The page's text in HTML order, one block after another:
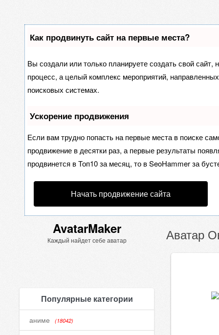
Как продвинуть сайт на первые места?
Вы создали или только планируете создать свой сайт,
процесс, а целый комплекс мероприятий,
поисковых системах.
Ускорение продвижения
Если вам трудно попасть на первые места в поиске
продвижение в десятки раз, а первые результаты
продвинется в Топ10 за месяц, то вSeoHammerза
Начать продвижение сайта
AvatarMaker
Каждый найдет себе аватар
Популярные категории
аниме (18042)
Аватар